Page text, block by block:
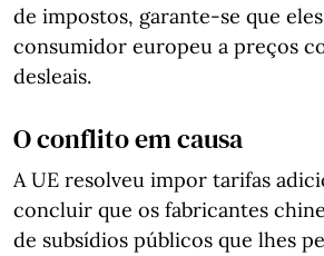
de impostos, garante-se que
consumidor europeu a preços
desleais.
O conflito em causa
A UE resolveu impor tarifas
concluir que os fabricantes
de subsídios públicos que lhes